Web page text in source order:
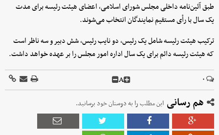
طبق آئین‌نامه داخلی مجلس شورای اسلامی، اعضای هیئت رئیسه برای مدت
یک سال با رأی مستقیم نمایندگان انتخاب می‌شوند.
ترکیب هیئت رئیسه شامل یک رئیس، دو نایب رئیس، شش دبیر و سه ناظر است
که هیئت رئیسه دائم برای یک سال اداره امور مجلس را بر عهده خواهد داشت.
۰ A
هم رسانی این مطلب را به دوستان خود برسانید.